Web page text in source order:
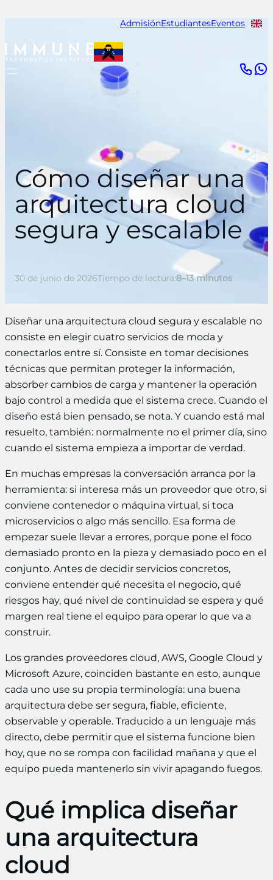
contenido
AdmisiónEstudiantesEventos
Cómo diseñar una
arquitectura cloud
segura y escalable
30 de junio de 2026Tiempo de lectura:8–13 minutos
Diseñar una arquitectura cloud segura y escalable no
consiste en elegir cuatro servicios de moda y
conectarlos entre sí. Consiste en tomar decisiones
técnicas que permitan proteger la información,
absorber cambios de carga y mantener la operación
bajo control a medida que el sistema crece. Cuando el
diseño está bien pensado, se nota. Y cuando está mal
resuelto, también: normalmente no el primer día, sino
cuando el sistema empieza a importar de verdad.
En muchas empresas la conversación arranca por la
herramienta: si interesa más un proveedor que otro, si
conviene contenedor o máquina virtual, si toca
microservicios o algo más sencillo. Esa forma de
empezar suele llevar a errores, porque pone el foco
demasiado pronto en la pieza y demasiado poco en el
conjunto. Antes de decidir servicios concretos,
conviene entender qué necesita el negocio, qué
riesgos hay, qué nivel de continuidad se espera y qué
margen real tiene el equipo para operar lo que va a
construir.
Los grandes proveedores cloud, AWS, Google Cloud y
Microsoft Azure, coinciden bastante en esto, aunque
cada uno use su propia terminología: una buena
arquitectura debe ser segura, fiable, eficiente,
observable y operable. Traducido a un lenguaje más
directo, debe permitir que el sistema funcione bien
hoy, que no se rompa con facilidad mañana y que el
equipo pueda mantenerlo sin vivir apagando fuegos.
Qué implica diseñar
una arquitectura
cloud